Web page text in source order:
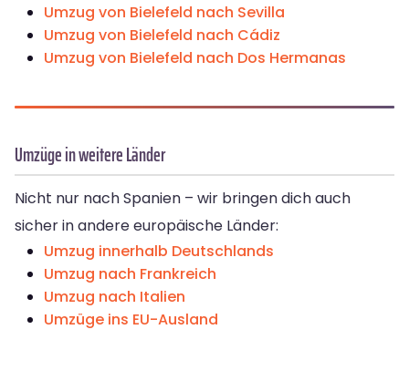
Umzug von Bielefeld nach Sevilla
Umzug von Bielefeld nach Cádiz
Umzug von Bielefeld nach Dos Hermanas
Umzüge in weitere Länder
Nicht nur nach Spanien – wir bringen dich auch
sicher in andere europäische Länder:
Umzug innerhalb Deutschlands
Umzug nach Frankreich
Umzug nach Italien
Umzüge ins EU-Ausland